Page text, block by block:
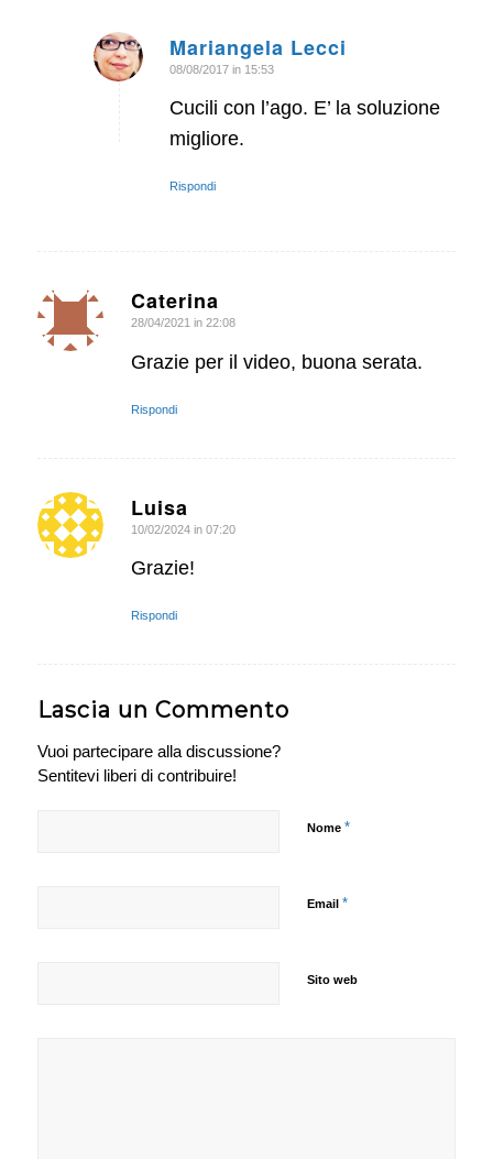
Mariangela Lecci
dice:
08/08/2017 in 15:53
Cucili con l’ago. E’ la soluzione
migliore.
Rispondi
Caterina
dice:
28/04/2021 in 22:08
Grazie per il video, buona serata.
Rispondi
Luisa
dice:
10/02/2024 in 07:20
Grazie!
Rispondi
Lascia un Commento
Vuoi partecipare alla discussione?
Sentitevi liberi di contribuire!
Nome *
Email *
Sito web